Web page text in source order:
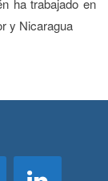
ha trabajado en
y Nicaragua